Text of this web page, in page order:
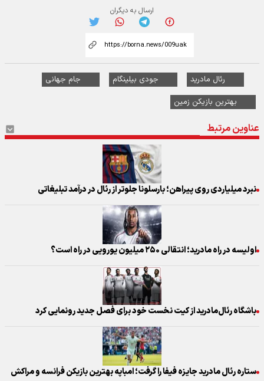
ارسال به دیگران
رئال مادرید جودی بیلینگام
جام جهانی
بهترین بازیکن زمین
عناوین مرتبط
نبرد میلیاردی روی پیراهن؛ بارسلونا جلوتر از رئال در درآمد تبلیغاتی
اولیسه در راه مادرید؛ انتقالی ۲۵۰ میلیون یورویی در راه است؟
باشگاه رئال‌مادرید از کیت نخست خود برای فصل جدید رونمایی کرد
ستاره رئال مادرید جایزه فیفا را گرفت؛ امباپه بهترین بازیکن فرانسه و مراکش